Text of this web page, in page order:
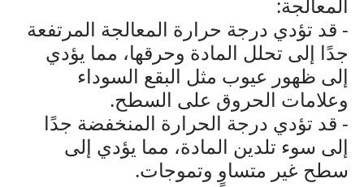
- قد تؤدي درجة حرارة المعالجة المرتفعة
جدًا إلى تحلل المادة وحرقها، مما يؤدي
إلى ظهور عيوب مثل البقع السوداء
وعلامات الحروق على السطح.
- قد تؤدي درجة الحرارة المنخفضة جدًا
إلى سوء تلدين المادة، مما يؤدي إلى
سطح غير متساوٍ وتموجات.